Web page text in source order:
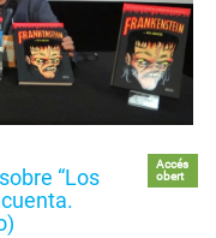
“Los
Accés
obert